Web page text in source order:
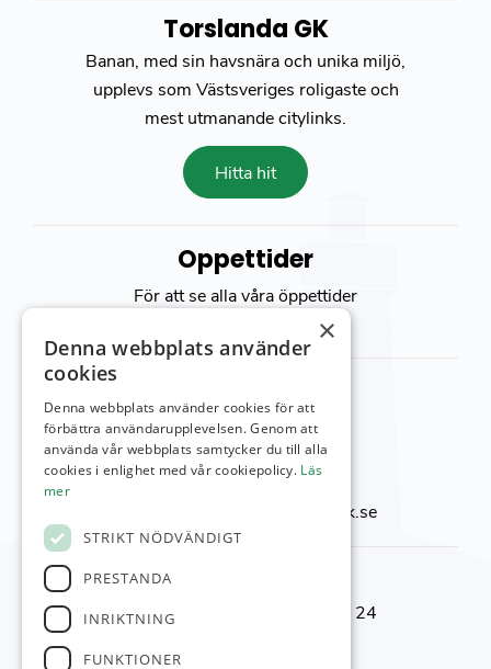
Torslanda GK
Banan, med sin havsnära och unika miljö,
upplevs som Västsveriges roligaste och
mest utmanande citylinks.
Hitta hit
Öppettider
För att se alla våra öppettider
kontakt sida
Viktor Setterbergs väg 5
423 38 Torslanda
Telefon:031-92 00 24
reception@torslandagk.se
Kontaktnummer
Reception & Shop:
031-92 00 24
×
Denna webbplats använder
cookies
Denna webbplats använder cookies för att
förbättra användarupplevelsen. Genom att
använda vår webbplats samtycker du till alla
cookies i enlighet med vår cookiepolicy. Läs
mer
STRIKT NÖDVÄNDIGT
PRESTANDA
INRIKTNING
FUNKTIONER